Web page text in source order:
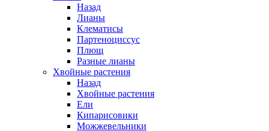
Назад
Лианы
Клематисы
Партеноциссус
Плющ
Разные лианы
Хвойные растения
Назад
Хвойные растения
Ели
Кипарисовики
Можжевельники